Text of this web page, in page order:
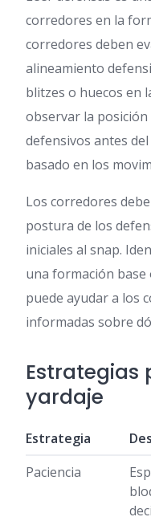
corredores en la
corredores deben
alineamiento
blitzes o huecos en
observar la
defensivos antes
basado en los
Los corredores
postura de los
iniciales al snap.
una formación
puede ayudar a los
informadas sobre
Estrategias
yardaje
Estrategia
Paciencia